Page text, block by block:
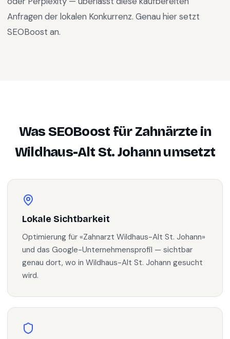
Anfragen der lokalen Konkurrenz. Genau hier setzt
SEOBoost an.
Was SEOBoost fürZahnärztein
Wildhaus-Alt St. Johannumsetzt
Lokale Sichtbarkeit
Optimierung für «Zahnarzt Wildhaus-Alt St. Johann»
und das Google-Unternehmensprofil — sichtbar
genau dort, wo in Wildhaus-Alt St. Johann gesucht
wird.